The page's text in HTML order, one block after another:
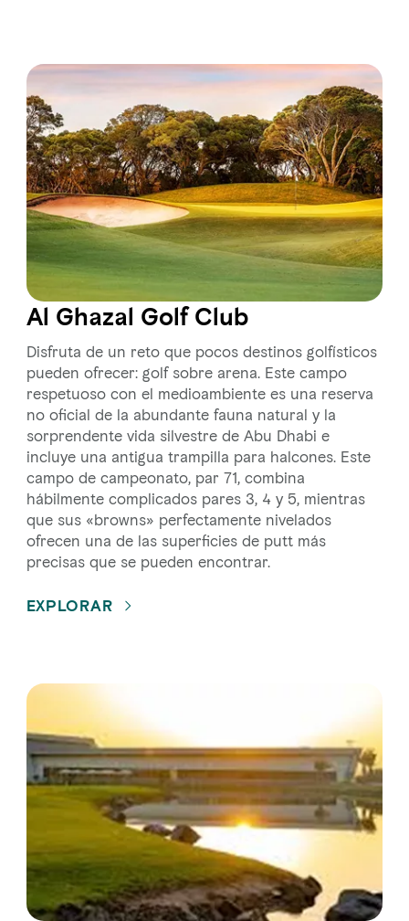
Al Ghazal Golf Club
Disfruta de un reto que pocos destinos golfísticos
pueden ofrecer: golf sobre arena. Este campo
respetuoso con el medioambiente es una reserva
no oficial de la abundante fauna natural y la
sorprendente vida silvestre de Abu Dhabi e
incluye una antigua trampilla para halcones. Este
campo de campeonato, par 71, combina
hábilmente complicados pares 3, 4 y 5, mientras
que sus «browns» perfectamente nivelados
ofrecen una de las superficies de putt más
precisas que se pueden encontrar.
EXPLORAR